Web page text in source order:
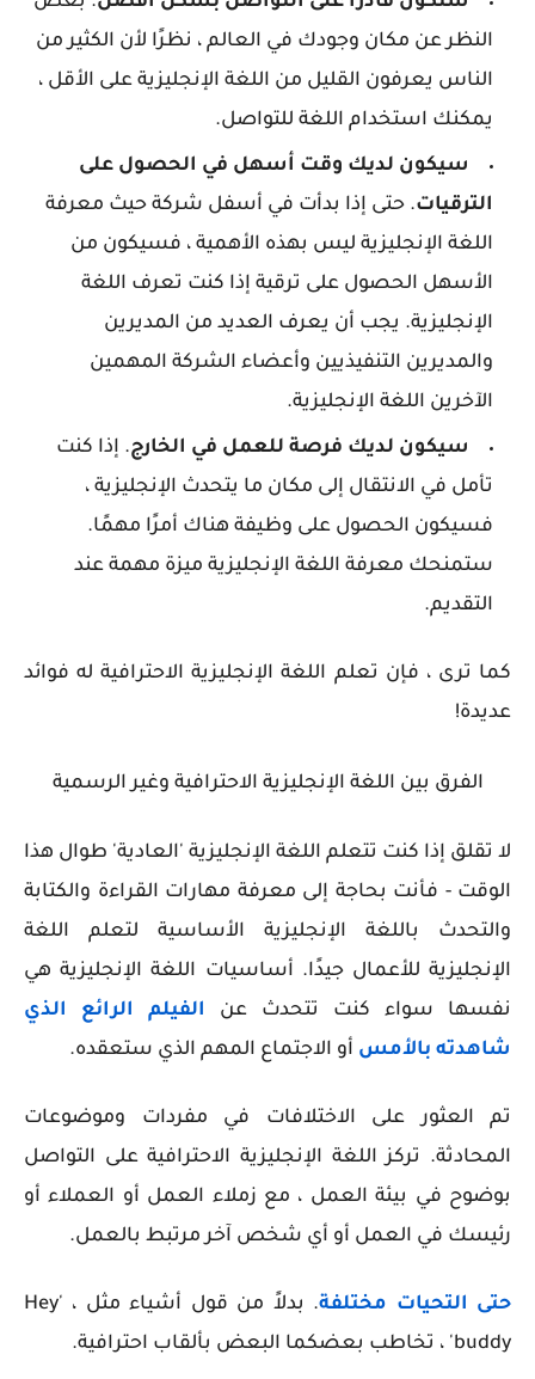
النظر عن مكان وجودك في العالم ، نظرًا لأن الكثير من
الناس يعرفون القليل من اللغة الإنجليزية على الأقل ،
يمكنك استخدام اللغة للتواصل.
سيكون لديك وقت أسهل في الحصول على
الترقيات. حتى إذا بدأت في أسفل شركة حيث معرفة
اللغة الإنجليزية ليس بهذه الأهمية ، فسيكون من
الأسهل الحصول على ترقية إذا كنت تعرف اللغة
الإنجليزية. يجب أن يعرف العديد من المديرين
والمديرين التنفيذيين وأعضاء الشركة المهمين
الآخرين اللغة الإنجليزية.
سيكون لديك فرصة للعمل في الخارج. إذا كنت
تأمل في الانتقال إلى مكان ما يتحدث الإنجليزية ،
فسيكون الحصول على وظيفة هناك أمرًا مهمًا.
ستمنحك معرفة اللغة الإنجليزية ميزة مهمة عند
التقديم.
كما ترى ، فإن تعلم اللغة الإنجليزية الاحترافية له فوائد
عديدة!
الفرق بين اللغة الإنجليزية الاحترافية وغير الرسمية
لا تقلق إذا كنت تتعلم اللغة الإنجليزية 'العادية' طوال هذا
الوقت - فأنت بحاجة إلى معرفة مهارات القراءة والكتابة
والتحدث باللغة الإنجليزية الأساسية لتعلم اللغة
الإنجليزية للأعمال جيدًا. أساسيات اللغة الإنجليزية هي
نفسها سواء كنت تتحدث عن
الفيلم الرائع الذي
شاهدته بالأمس أو الاجتماع المهم الذي ستعقده.
تم العثور على الاختلافات في مفردات وموضوعات
المحادثة. تركز اللغة الإنجليزية الاحترافية على التواصل
بوضوح في بيئة العمل ، مع زملاء العمل أو العملاء أو
رئيسك في العمل أو أي شخص آخر مرتبط بالعمل.
حتى التحيات مختلفة
. بدلاً من قول أشياء مثل ، 'Hey
buddy' ، تخاطب بعضكما البعض بألقاب احترافية.